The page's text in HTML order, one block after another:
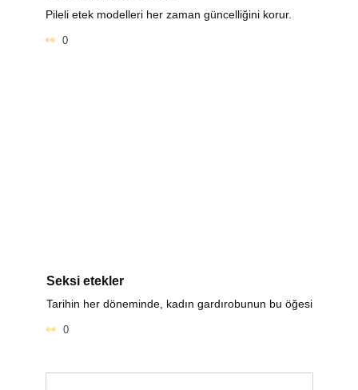
Pileli etek modelleri her zaman güncelliğini korur.
0
Seksi etekler
Tarihin her döneminde, kadın gardırobunun bu öğesi
0